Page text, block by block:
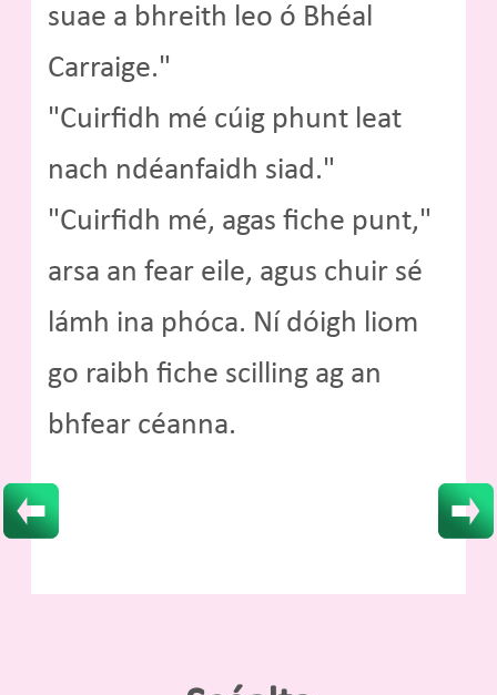
suae a bhreith leo ó Bhéal
Carraige."
"Cuirfidh mé cúig phunt leat
nach ndéanfaidh siad."
"Cuirfidh mé, agas fiche punt,"
arsa an fear eile, agus chuir sé
lámh ina phóca. Ní dóigh liom
go raibh fiche scilling ag an
bhfear céanna.